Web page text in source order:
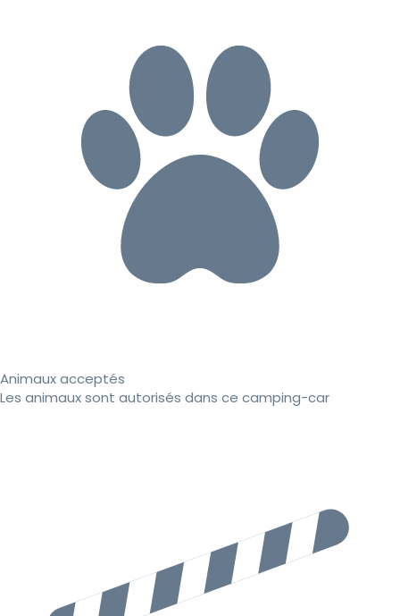
Animaux acceptés
Les animaux sont autorisés dans ce camping-car